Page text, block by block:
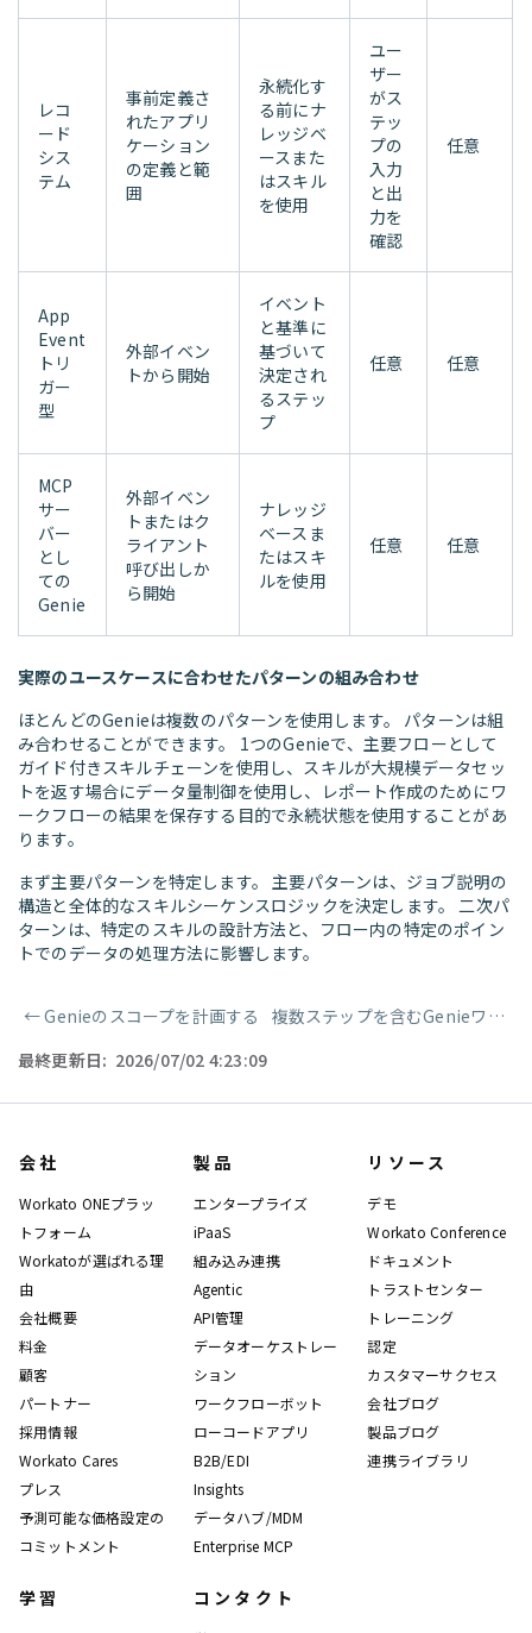
レコ
ード
シス
テム
事前定義さ
れたアプリ
ケーション
の定義と範
囲
永続化す
る前にナ
レッジベ
ースまた
はスキル
を使用
ユー
ザー
がス
テッ
プの
入力
と出
力を
確認
任意
App
Event
トリ
ガー
型
外部イベン
トから開始
イベント
と基準に
基づいて
決定され
るステッ
プ
任意 任意
MCP
サー
バー
とし
ての
Genie
外部イベン
トまたはク
ライアント
呼び出しか
ら開始
ナレッジ
ベースま
たはスキ
ルを使用
任意 任意
実際のユースケースに合わせたパターンの組み合わせ
ほとんどのGenieは複数のパターンを使用します。 パターンは組
み合わせることができます。 1つのGenieで、主要フローとして
ガイド付きスキルチェーンを使用し、スキルが大規模データセッ
トを返す場合にデータ量制御を使用し、レポート作成のためにワ
ークフローの結果を保存する目的で永続状態を使用することがあ
ります。
まず主要パターンを特定します。 主要パターンは、ジョブ説明の
構造と全体的なスキルシーケンスロジックを決定します。 二次パ
ターンは、特定のスキルの設計方法と、フロー内の特定のポイン
トでのデータの処理方法に影響します。
ページャー
←Genieのスコープを計画する
複数ステップを含むGenieワークフローの設計
最終更新日: 2026/07/02 4:23:09
会社
Workato ONEプラッ
トフォーム
Workatoが選ばれる理
由
会社概要
料金
顧客
パートナー
採用情報
Workato Cares
プレス
予測可能な価格設定の
コミットメント
製品
エンタープライズ
iPaaS
組み込み連携
Agentic
API管理
データオーケストレー
ション
ワークフローボット
ローコードアプリ
B2B/EDI
Insights
データハブ/MDM
Enterprise MCP
リソース
デモ
Workato Conference
ドキュメント
トラストセンター
トレーニング
認定
カスタマーサクセス
会社ブログ
製品ブログ
連携ライブラリ
学習 コンタクト